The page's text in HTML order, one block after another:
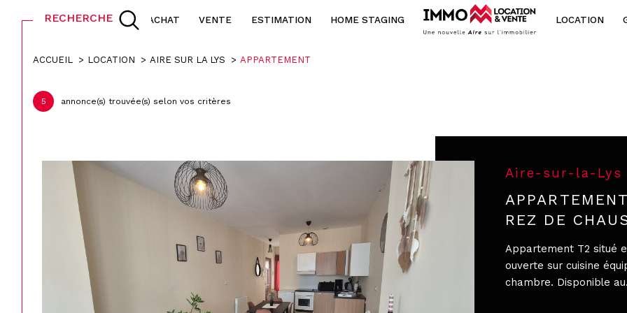
ACHAT VENTE ESTIMATION HOME STAGING LOCATION
RECHERCHE
Appartement 62120 - Aire-sur-la-Lys
ACCUEIL LOCATION AIRE SUR LA LYS APPARTEMENT
5 annonce(s) trouvée(s) selon vos critères
Aire-sur-la-Lys
REZ DE
Appartement T2 situé
ouverte sur cuisine
chambre. Disponible